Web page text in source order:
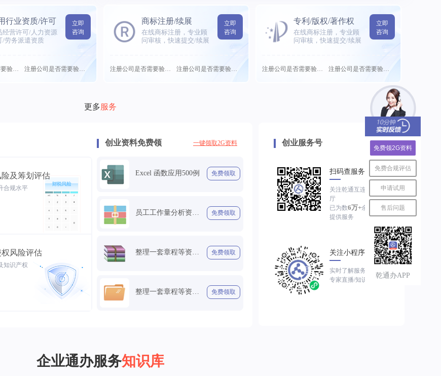
立即
咨询
行业资质/许可
经营许可/人力资源
/劳务派遣资质
注册公司是否需要验需要... 注册公司是否需要验需要...
立即
咨询
商标注册/续展
在线商标注册，专业顾
问审核，快速提交/续展
注册公司是否需要验需要... 注册公司是否需要验需要...
立即
咨询
专利/版权/著作权
在线商标注册，专业顾
问审核，快速提交/续展
注册公司是否需要验需要... 注册公司是否需要验需要...
更多服务
及筹划评估
合规水平
风险评估
知识产权
创业资料免费领 一键领取2G资料
免费领取
Excel 函数应用500例
免费领取
员工工作量分析资料包
免费领取
整理一套章程等资料包
免费领取
整理一套章程等资料包
创业服务号
扫码查服务进度
关注乾通互连服务大
厅
已为数6万+余家企业
提供服务
关注小程序
实时了解服务进展
专家直播/知识视频
企业通办服务知识库
免费领2G资料
免费合规评估
申请试用
售后问题
乾通办APP